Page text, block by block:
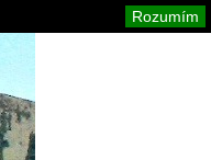
Rozumím